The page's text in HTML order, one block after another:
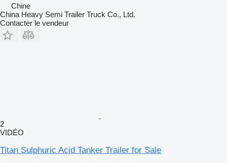
Chine
China Heavy Semi Trailer Truck Co., Ltd.
Contacter le vendeur
2
VIDÉO
Titan Sulphuric Acid Tanker Trailer for Sale